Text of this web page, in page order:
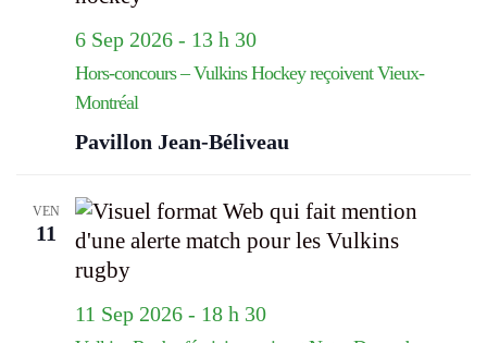
6 Sep 2026 - 13 h 30
Hors-concours – Vulkins Hockey reçoivent Vieux-
Montréal
Pavillon Jean-Béliveau
VEN
11
11 Sep 2026 - 18 h 30